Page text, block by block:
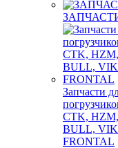
Запчасти
CTK,
BULL,
FRONTAL